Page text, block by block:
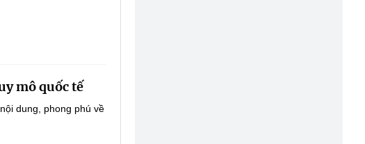
mô quốc tế
dung, phong phú về